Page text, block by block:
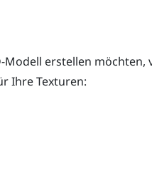
erstellen möchten,
Ihre Texturen: